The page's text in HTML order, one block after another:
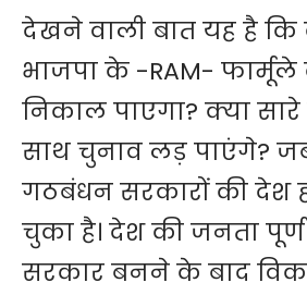
देखने वाली बात यह है कि
भाजपा के -RAM- फार्मूले
निकाल पाएगा? क्या
साथ चुनाव लड़ पाएंगे?
गठबंधन सरकारों की देश
चुका है। देश की जनता
सरकार बनने के बाद